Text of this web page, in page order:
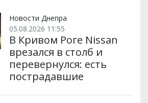
Новости Днепра
05.08.2026 11:55
В Кривом Роге Nissan
врезался в столб и
перевернулся: есть
пострадавшие